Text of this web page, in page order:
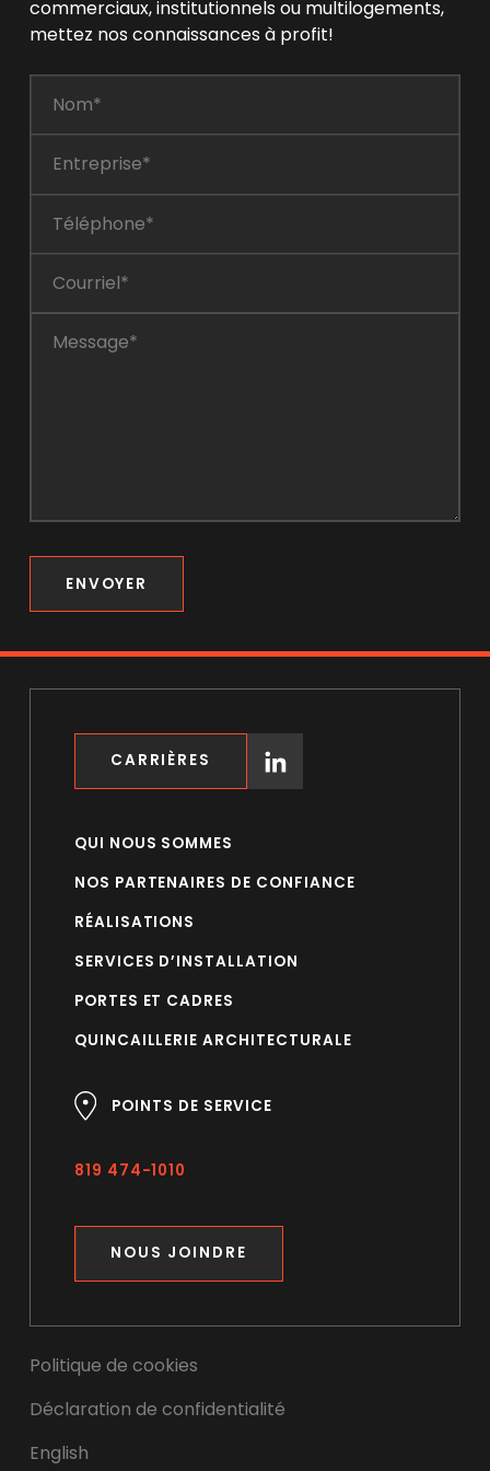
commerciaux, institutionnels ou multilogements,
mettez nos connaissances à profit!
ENVOYER
CARRIÈRES
QUI NOUS SOMMES
NOS PARTENAIRES DE CONFIANCE
RÉALISATIONS
SERVICES D’INSTALLATION
PORTES ET CADRES
QUINCAILLERIE ARCHITECTURALE
POINTS DE SERVICE
819 474-1010
NOUS JOINDRE
Politique de cookies
Déclaration de confidentialité
English